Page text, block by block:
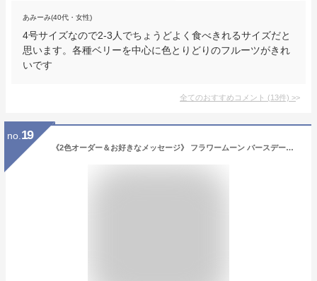
あみーみ(40代・女性)
4号サイズなので2-3人でちょうどよく食べきれるサイズだと
思います。各種ベリーを中心に色とりどりのフルーツがきれ
いです
全てのおすすめコメント (13件) >
no. 19
《2色オーダー＆お好きなメッセージ》 フラワームーン バースデーケーキ 4号 ( 2～3名様向け )【 誕生日ケーキ センイルケーキ かわいい おしゃれ お祝い 記念日 インスタ映え ケーキ スイーツ ホールケーキ おもしろ ケーキ サプライズ ケーキ ギフト プレゼント 贈り物 】